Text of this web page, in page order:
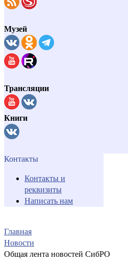
Музей
Трансляции
Книги
Контакты
Контакты и
реквизиты
Написать нам
Главная
Новости
Общая лента новостей СибРО